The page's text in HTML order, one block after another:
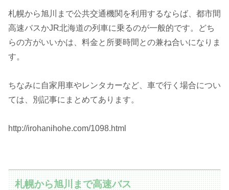
札幌から旭川まで公共交通機関を利用するならば、都市間
高速バスかJR北海道の列車に乗るのが一般的です。どち
らの方がいいかは、料金と所要時間との兼ね合いになりま
す。
ちなみに自家用車やレンタカーなど、車で行く場合につい
ては、別記事にまとめてあります。
http://irohanihohe.com/1098.html
札幌から旭川まで高速バス